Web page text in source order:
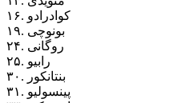
۱۶. کوادرادو
۱۹. بونوچی
۲۴. روگانی
۲۵. رابیو
۳۰. بنتانکور
۳۱. پینسولیو